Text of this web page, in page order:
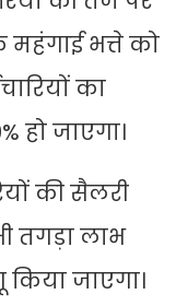
महंगाई भत्ते को
का
हो जाएगा।
की सैलरी
तगड़ा लाभ
किया जाएगा।